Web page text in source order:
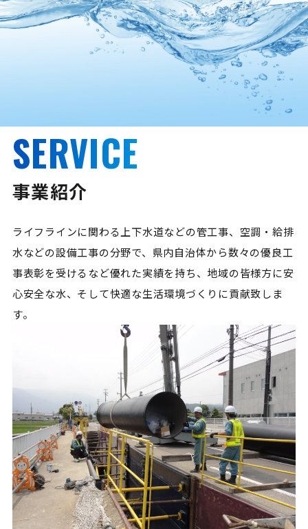
SERVICE
事業紹介
ライフラインに関わる上下水道などの管工事、空調・給排
水などの設備工事の分野で、県内自治体から数々の優良工
事表彰を受けるなど優れた実績を持ち、地域の皆様方に安
心安全な水、そして快適な生活環境づくりに貢献致しま
す。